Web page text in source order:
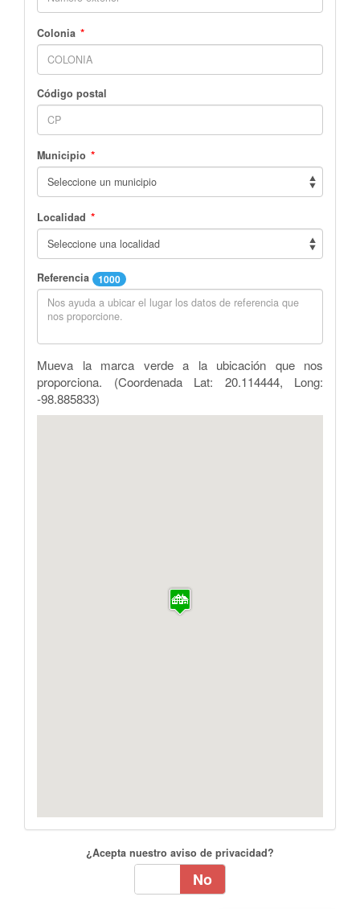
Colonia *
Código postal
Municipio *
Localidad *
Referencia 1000
Mueva la marca verde a la ubicación que nos
proporciona. (Coordenada Lat: 20.114444, Long:
-98.885833)
¿Acepta nuestro aviso de privacidad?
No